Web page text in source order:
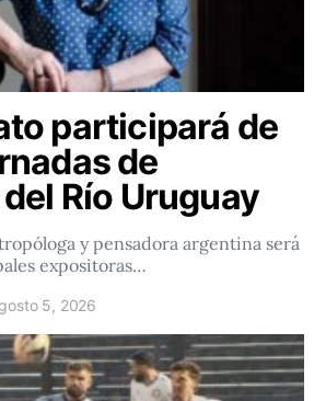
participará de
de
Río Uruguay
y pensadora argentina será
expositoras…
5, 2026